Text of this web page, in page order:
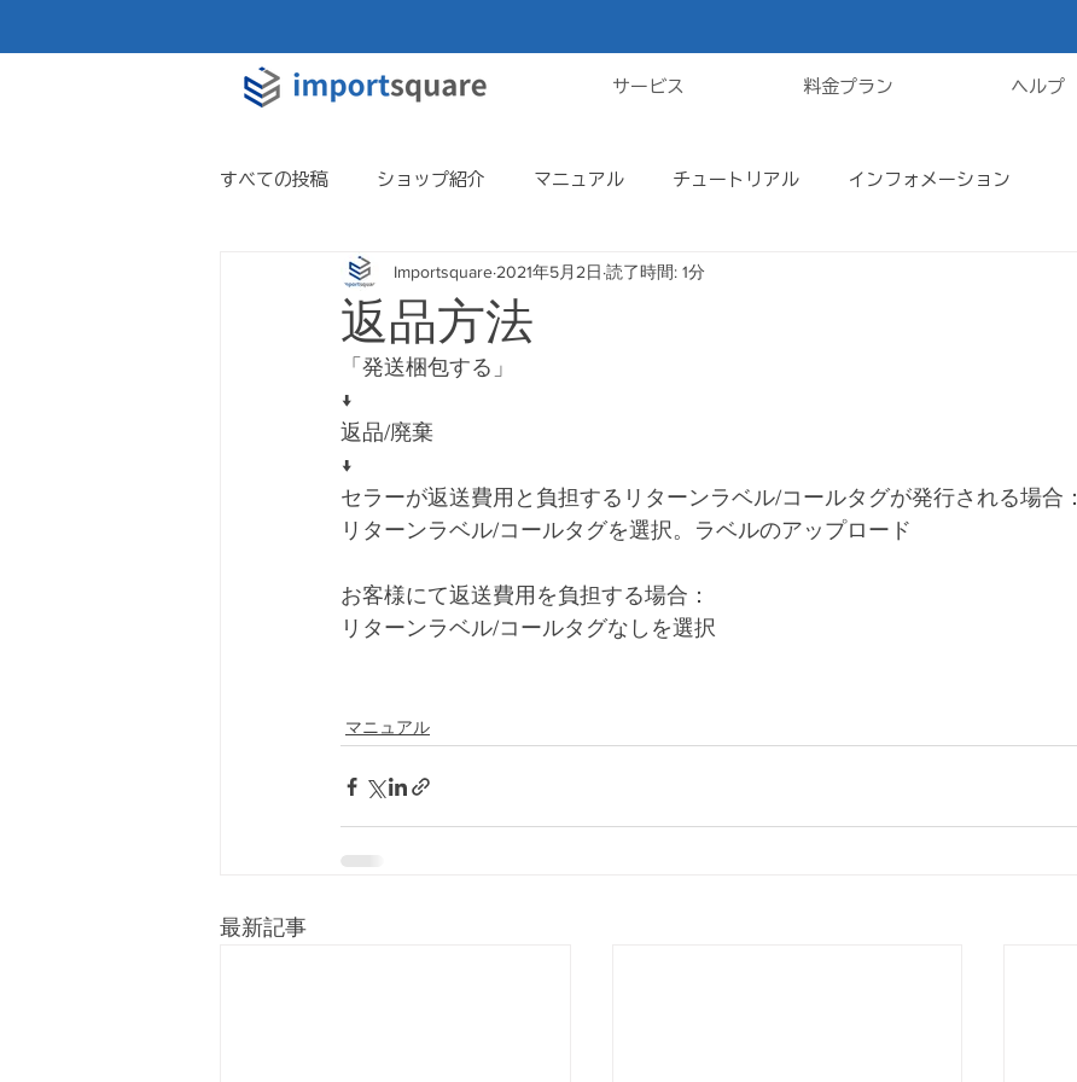
サービス 料金プラン ヘルプ
すべての投稿 ショップ紹介 マニュアル チュートリアル インフォメーション
返品方法
Importsquare 2021年5月2日 読了時間: 1分
「発送梱包する」
↓
返品/廃棄
↓
セラーが返送費用と負担するリターンラベル/コールタグが発行される場合：
リターンラベル/コールタグを選択。ラベルのアップロード
お客様にて返送費用を負担する場合：
リターンラベル/コールタグなしを選択
マニュアル
最新記事